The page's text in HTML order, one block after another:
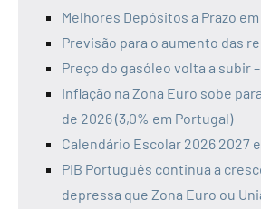
Melhores Depósitos a Prazo
Previsão para o aumento das
Preço do gasóleo volta a subir
Inflação na Zona Euro sobe
de 2026 (3,0% em Portugal)
Calendário Escolar 2026 2027
PIB Português continua a
depressa que Zona Euro ou